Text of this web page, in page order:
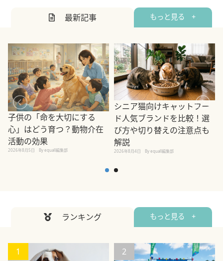
最新記事 もっと見る +
子供の「命を大切にする
心」はどう育つ？動物介在
活動の効果
2026年8月5日 By equall編集部
シニア猫向けキャットフー
ド人気ブランドを比較！選
び方や切り替えの注意点も
解説
2026年8月4日 By equall編集部
ランキング もっと見る +
1 2